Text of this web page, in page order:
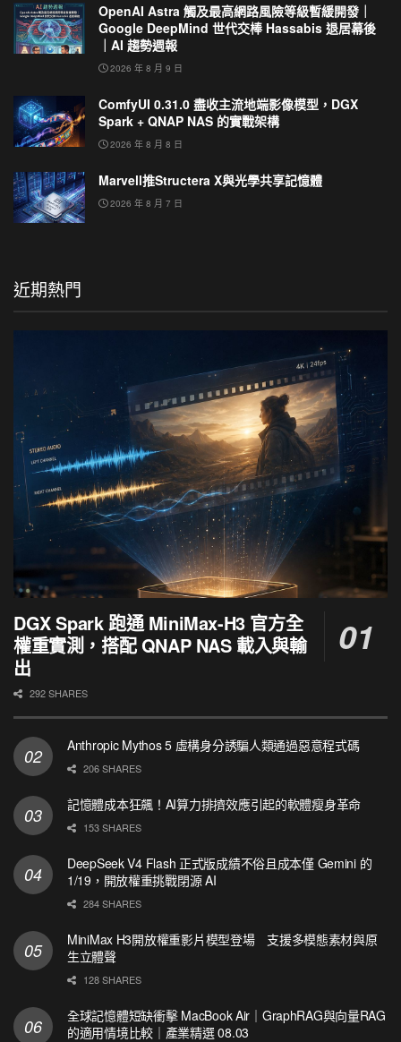
OpenAI Astra 觸及最高網路風險等級暫緩開發｜
Google DeepMind 世代交棒 Hassabis 退居幕後
｜AI 趨勢週報
2026 年 8 月 9 日
ComfyUI 0.31.0 盡收主流地端影像模型，DGX
Spark + QNAP NAS 的實戰架構
2026 年 8 月 8 日
Marvell推Structera X與光學共享記憶體
2026 年 8 月 7 日
近期熱門
DGX Spark 跑通 MiniMax-H3 官方全
權重實測，搭配 QNAP NAS 載入與輸
出
292 SHARES
Anthropic Mythos 5 虛構身分誘騙人類通過惡意程式碼
206 SHARES
記憶體成本狂飆！AI算力排擠效應引起的軟體瘦身革命
153 SHARES
DeepSeek V4 Flash 正式版成績不俗且成本僅 Gemini 的
1/19，開放權重挑戰閉源 AI
284 SHARES
MiniMax H3開放權重影片模型登場 支援多模態素材與原
生立體聲
128 SHARES
全球記憶體短缺衝擊 MacBook Air｜GraphRAG與向量RAG
的適用情境比較｜產業精選 08.03